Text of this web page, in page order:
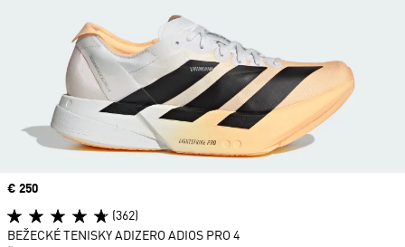
Price
€ 250
(362)
BEŽECKÉ TENISKY ADIZERO ADIOS PRO 4